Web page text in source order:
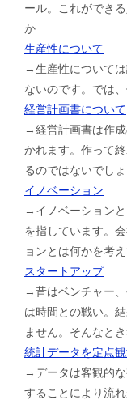
ール。これができ
か
生産性について
→生産性について
ないのです。では
経営計画書について
→経営計画書は作
かれます。作って
るのではないでし
イノベーション
→イノベーション
を指しています。
ョンとは何かを考
スタートアップ
→昔はベンチャー
は時間との戦い。
ません。そんなと
統計データを定点
→データは客観的
することにより流